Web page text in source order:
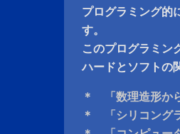
プログラミング的
す。
このプログラミン
ハードとソフトの
＊ 「数理造形か
＊ 「シリコング